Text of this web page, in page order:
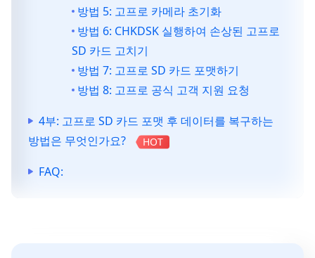
방법 5: 고프로 카메라 초기화
방법 6: CHKDSK 실행하여 손상된 고프로
SD 카드 고치기
방법 7: 고프로 SD 카드 포맷하기
방법 8: 고프로 공식 고객 지원 요청
4부: 고프로 SD 카드 포맷 후 데이터를 복구하는
방법은 무엇인가요?
HOT
FAQ: